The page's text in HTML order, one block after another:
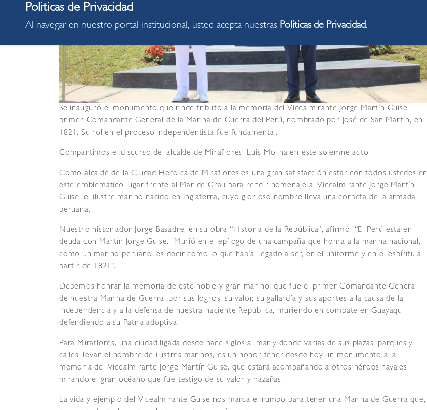
Se inauguró el monumento que rinde tributo a la memoria del Vicealmirante Jorge Martín Guise
primer Comandante General de la Marina de Guerra del Perú, nombrado por José de San Martín, en
1821. Su rol en el proceso independentista fue fundamental.
Compartimos el discurso del alcalde de Miraflores, Luis Molina en este solemne acto.
Como alcalde de la Ciudad Heroica de Miraflores es una gran satisfacción estar con todos ustedes en
este emblemático lugar frente al Mar de Grau para rendir homenaje al Vicealmirante Jorge Martín
Guise, el ilustre marino nacido en Inglaterra, cuyo glorioso nombre lleva una corbeta de la armada
peruana.
Nuestro historiador Jorge Basadre, en su obra “Historia de la República”, afirmó: “El Perú está en
deuda con Martín Jorge Guise. Murió en el epílogo de una campaña que honra a la marina nacional,
como un marino peruano, es decir como lo que había llegado a ser, en el uniforme y en el espíritu a
partir de 1821”.
Debemos honrar la memoria de este noble y gran marino, que fue el primer Comandante General
de nuestra Marina de Guerra, por sus logros, su valor, su gallardía y sus aportes a la causa de la
independencia y a la defensa de nuestra naciente República, muriendo en combate en Guayaquil
defendiendo a su Patria adoptiva.
Para Miraflores, una ciudad ligada desde hace siglos al mar y donde varias de sus plazas, parques y
calles llevan el nombre de ilustres marinos, es un honor tener desde hoy un monumento a la
memoria del Vicealmirante Jorge Martín Guise, que estará acompañando a otros héroes navales
mirando el gran océano que fue testigo de su valor y hazañas.
La vida y ejemplo del Vicealmirante Guise nos marca el rumbo para tener una Marina de Guerra que,
Al navegar en nuestro portal institucional, usted acepta nuestras Politicas de Privacidad.